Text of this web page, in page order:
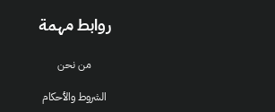
روابط مهمة
من نحن
الشروط والأحكام